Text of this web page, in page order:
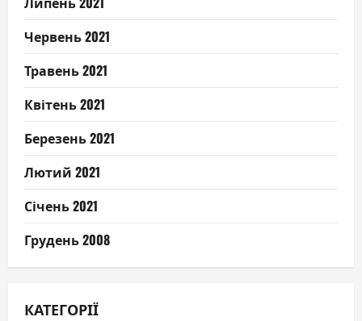
Червень 2021
Травень 2021
Квітень 2021
Березень 2021
Лютий 2021
Січень 2021
Грудень 2008
КАТЕГОРІЇ